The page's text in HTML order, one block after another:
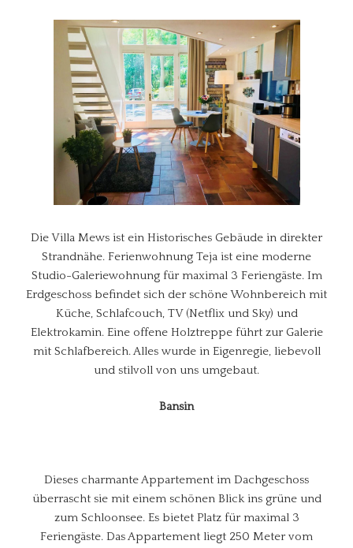
Die Villa Mews ist ein Historisches Gebäude in direkter
Strandnähe. Ferienwohnung Teja ist eine moderne
Studio-Galeriewohnung für maximal 3 Feriengäste. Im
Erdgeschoss befindet sich der schöne Wohnbereich mit
Küche, Schlafcouch, TV (Netflix und Sky) und
Elektrokamin. Eine offene Holztreppe führt zur Galerie
mit Schlafbereich. Alles wurde in Eigenregie, liebevoll
und stilvoll von uns umgebaut.
Bansin
Dieses charmante Appartement im Dachgeschoss
überrascht sie mit einem schönen Blick ins grüne und
zum Schloonsee. Es bietet Platz für maximal 3
Feriengäste. Das Appartement liegt 250 Meter vom